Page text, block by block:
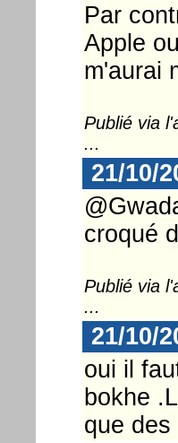
Par
Apple
m'aurai
Publié via
...
21/10/
croqué
Publié via
...
21/10/
oui il
bokhe
que